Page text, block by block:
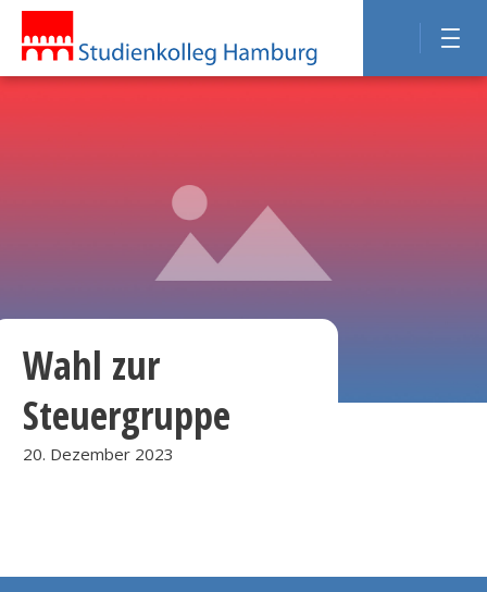
Wahl zur
Steuergruppe
20. Dezember 2023